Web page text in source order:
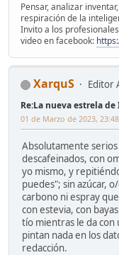
Pensar, analizar
respiración de la
Invito a los
video en facebook:
XarquS Editor
Re:La nueva estrela
01 de Marzo de 2023,
Absolutamente
descafeinados, con
yo mismo, y
puedes"; sin azúcar,
carbono ni espray
con estevia, con
tío mientras le da con
pintan nada en los
redacción.